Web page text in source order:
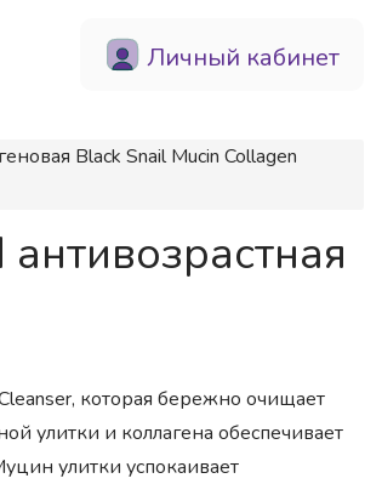
Личный кабинет
Black Snail Mucin Collagen
которая бережно очищает
улитки и коллагена обеспечивает
улитки успокаивает